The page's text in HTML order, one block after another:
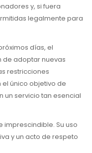
y, si fuera
legalmente para
días, el
de adoptar nuevas
restricciones
único objetivo de
un servicio tan esencial
imprescindible. Su uso
y un acto de respeto